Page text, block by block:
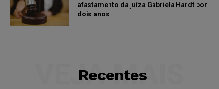
afastamento da juíza Gabriela Hardt por
dois anos
Recentes
VEJA MAIS